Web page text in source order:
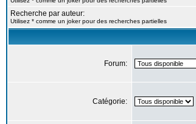
Recherche par auteur:
Utilisez * comme un joker pour des recherches partielles
Forum:
Catégorie: